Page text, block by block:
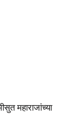
महाराजांच्या